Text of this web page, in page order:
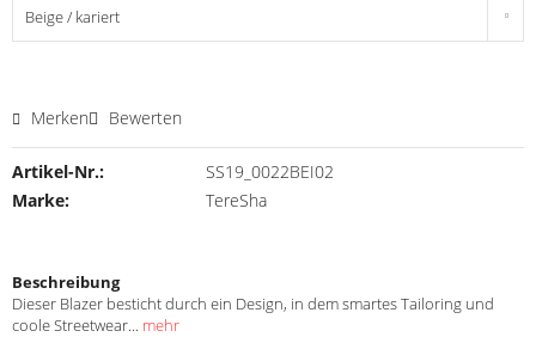
Merken Bewerten
Artikel-Nr.:
SS19_0022BEI02
Marke:
TereSha
Beschreibung
Dieser Blazer besticht durch ein Design, in dem smartes Tailoring und
coole Streetwear... mehr